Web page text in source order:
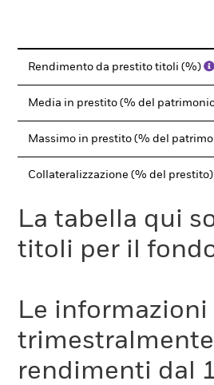
Rendimento da prestito titoli (%)
Media in prestito (% del
Massimo in prestito (% del
Collateralizzazione (% del prestito)
La tabella qui
titoli per il
Le
rendimenti dal